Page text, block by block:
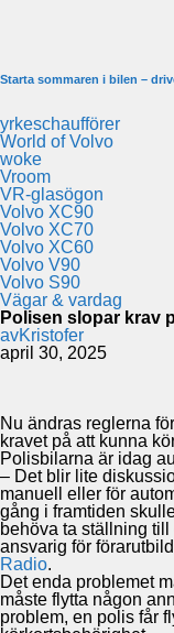
Starta sommaren i bilen –
yrkeschaufförer
World of Volvo
woke
Vroom
VR-glasögon
Volvo XC90
Volvo XC70
Volvo XC60
Volvo V90
Volvo S90
Vägar & vardag
Polisen slopar krav
avKristofer
april 30, 2025
Nu ändras reglerna
kravet på att kunna
Polisbilarna är idag
– Det blir lite
manuell eller för
gång i framtiden
behöva ta ställning
ansvarig för
Radio.
Det enda problemet
måste flytta någon
problem, en polis får